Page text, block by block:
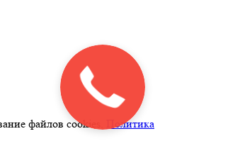
файлов cookies.
Политика